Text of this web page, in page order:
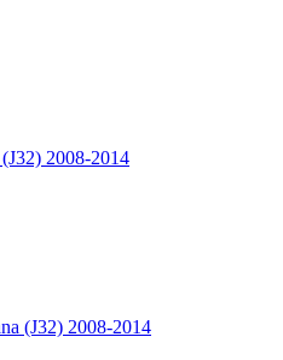
2008-2014
(J32) 2008-2014